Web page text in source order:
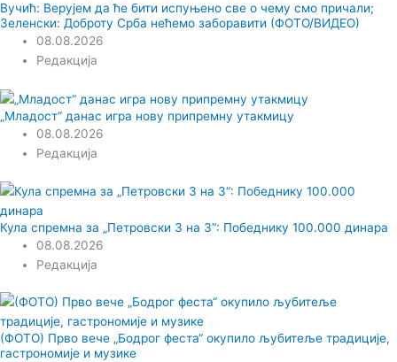
Вучић: Верујем да ће бити испуњено све о чему смо причали;
Зеленски: Доброту Срба нећемо заборавити (ФОТО/ВИДЕО)
08.08.2026
Редакција
„Младост“ данас игра нову припремну утакмицу
08.08.2026
Редакција
Кула спремна за „Петровски 3 на 3“: Победнику 100.000 динара
08.08.2026
Редакција
(ФОТО) Прво вече „Бодрог феста“ окупило љубитеље традиције,
гастрономије и музике